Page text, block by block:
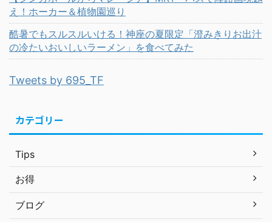
え！ホーカー＆植物園巡り
酷暑でもスルスルいける！神座の夏限定「澄みきりお出汁
の冷たいおいしいラーメン」を食べてみた
Tweets by 695_TF
カテゴリー
Tips
お得
ブログ